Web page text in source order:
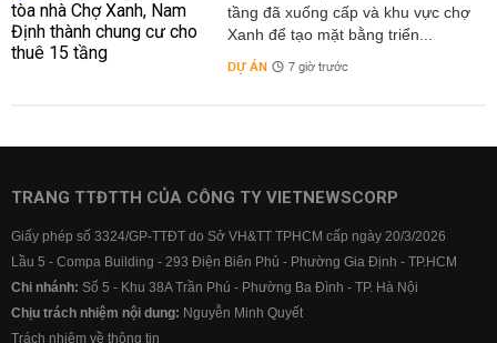
tầng đã xuống cấp và khu vực chợ
Xanh để tạo mặt bằng triển...
DỰ ÁN 7 giờ trước
TRANG TTĐTTH CỦA CÔNG TY VIETNEWSCORP
Giấy phép số 3324/GP-TTĐT do Sở VH&TT TPHCM cấp ngày 20/3/2026
Lầu 5 - Compa Building - 293 Điện Biên Phủ - Phường Gia Định - TP.HCM
Chi nhánh: Số 5 - Khu 38A Trần Phú - Phường Ba Đình - TP. Hà Nội
Chịu trách nhiệm nội dung: Nguyễn Minh Quyết
Trách nhiệm về thông tin